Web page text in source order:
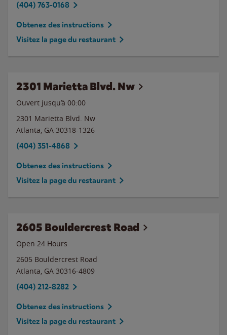
(404) 763-0168
Obtenez des instructions
Visitez la page du restaurant
2301 Marietta Blvd. Nw
Ouvert jusqu’à 00:00
2301 Marietta Blvd. Nw
Atlanta, GA 30318-1326
(404) 351-4868
Obtenez des instructions
Visitez la page du restaurant
2605 Bouldercrest Road
Open 24 Hours
2605 Bouldercrest Road
Atlanta, GA 30316-4809
(404) 212-8282
Obtenez des instructions
Visitez la page du restaurant